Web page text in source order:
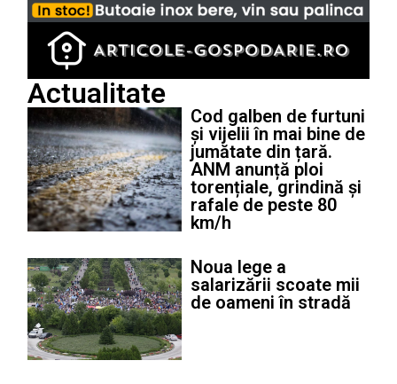
Actualitate
Cod galben de furtuni
și vijelii în mai bine de
jumătate din țară.
ANM anunță ploi
torențiale, grindină și
rafale de peste 80
km/h
Noua lege a
salarizării scoate mii
de oameni în stradă